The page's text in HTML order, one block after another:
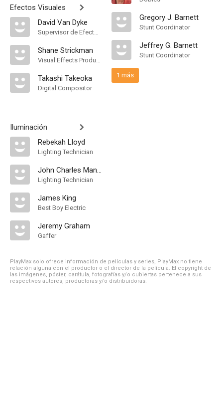
Efectos Visuales
David Van Dyke
Supervisor de Efectos Visuales
Shane Strickman
Visual Effects Producer
Takashi Takeoka
Digital Compositor
Iluminación
Rebekah Lloyd
Lighting Technician
John Charles Manning
Lighting Technician
James King
Best Boy Electric
Jeremy Graham
Gaffer
Gregory J. Barnett
Stunt Coordinator
Jeffrey G. Barnett
Stunt Coordinator
1 más
PlayMax solo ofrece información de películas y series, PlayMax no tiene
relación alguna con el productor o el director de la película. El copyright de
las imágenes, póster, carátula, fotografías y/o cubiertas pertenece a sus
respectivos autores, productoras y/o distribuidoras.